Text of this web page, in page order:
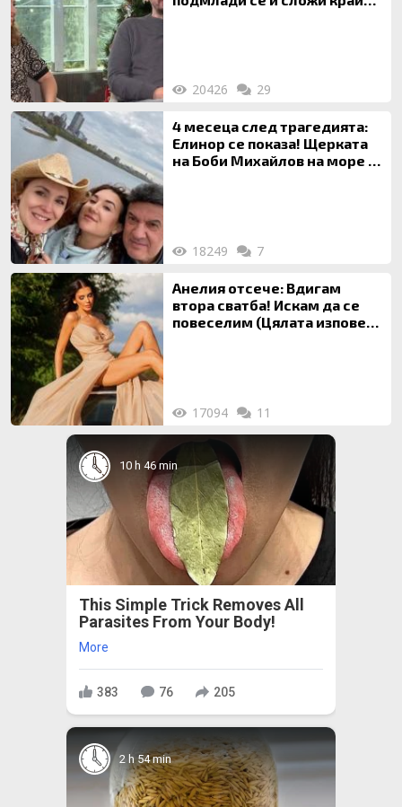
20426 29
4 месеца след трагедията:
Елинор се показа! Щерката
на Боби Михайлов на море с
18249 7
Анелия отсече: Вдигам
втора сватба! Искам да се
повеселим (Цялата изповед
17094 11
10 h 46 min
This Simple Trick Removes All
Parasites From Your Body!
More
383 76 205
2 h 54 min